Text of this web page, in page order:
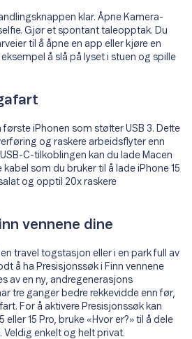
klar. Åpne Kamera-
Gjør et spontant taleopptak. Du
til å åpne en app eller kjøre en
å slå på lyset i stuen og spille
første iPhonen som støtter USB 3. Dette
og raskere arbeidsflyter enn
C-tilkoblingen kan du lade Macen
som du bruker til å lade iPhone 15
og opptil 20x raskere
vennene dine
travel togstasjon eller i en park full av
å ha Presisjonssøk i Finn vennene
av en ny, andregenerasjons
tre ganger bedre rekkevidde enn før,
For å aktivere Presisjonssøk kan
eller 15 Pro, bruke «Hvor er?» til å dele
enkelt og helt privat.